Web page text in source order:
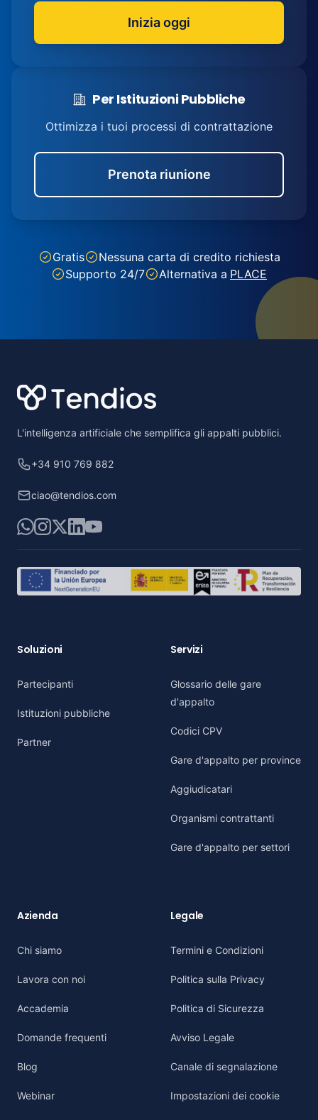
Inizia oggi
Per Istituzioni Pubbliche
Ottimizza i tuoi processi di contrattazione
Prenota riunione
Gratis
Nessuna carta di credito richiesta
Supporto 24/7
Alternativa a PLACE
L'intelligenza artificiale che semplifica gli appalti pubblici.
+34 910 769 882
ciao@tendios.com
WhatsApp
Instagram
X LinkedIn
YouTube
Soluzioni
Partecipanti
Istituzioni pubbliche
Partner
Servizi
Glossario delle gare
d'appalto
Codici CPV
Gare d'appalto per province
Aggiudicatari
Organismi contrattanti
Gare d'appalto per settori
Azienda
Chi siamo
Lavora con noi
Accademia
Domande frequenti
Blog
Webinar
Legale
Termini e Condizioni
Politica sulla Privacy
Politica di Sicurezza
Avviso Legale
Canale di segnalazione
Impostazioni dei cookie